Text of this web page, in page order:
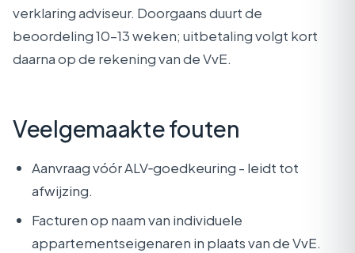
verklaring adviseur. Doorgaans duurt de
beoordeling 10–13 weken; uitbetaling volgt kort
daarna op de rekening van de VvE.
Veelgemaakte fouten
Aanvraag vóór ALV‑goedkeuring - leidt tot
afwijzing.
Facturen op naam van individuele
appartementseigenaren in plaats van de VvE.